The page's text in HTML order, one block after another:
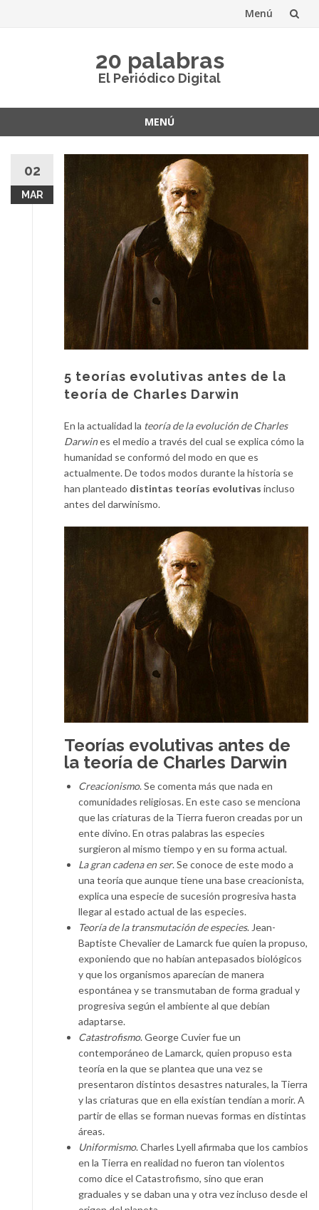
Menú
20 palabras
El Periódico Digital
MENÚ
contenido
02
MAR
5 teorías evolutivas antes de la
teoría de Charles Darwin
En la actualidad la teoría de la evolución de Charles
Darwines el medio a través del cual se explica cómo la
humanidad se conformó del modo en que es
actualmente. De todos modos durante la historia se
han planteado distintas teorías evolutivas incluso
antes del darwinismo.
Teorías evolutivas antes de
la teoría de Charles Darwin
Creacionismo. Se comenta más que nada en
comunidades religiosas. En este caso se menciona
que las criaturas de la Tierra fueron creadas por un
ente divino. En otras palabras las especies
surgieron al mismo tiempo y en su forma actual.
La gran cadena en ser. Se conoce de este modo a
una teoría que aunque tiene una base creacionista,
explica una especie de sucesión progresiva hasta
llegar al estado actual de las especies.
Teoría de la transmutación de especies. Jean-
Baptiste Chevalier de Lamarck fue quien la propuso,
exponiendo que no habían antepasados biológicos
y que los organismos aparecían de manera
espontánea y se transmutaban de forma gradual y
progresiva según el ambiente al que debían
adaptarse.
Catastrofismo. George Cuvier fue un
contemporáneo de Lamarck, quien propuso esta
teoría en la que se plantea que una vez se
presentaron distintos desastres naturales, la Tierra
y las criaturas que en ella existían tendían a morir. A
partir de ellas se forman nuevas formas en distintas
áreas.
Uniformismo. Charles Lyell afirmaba que los cambios
en la Tierra en realidad no fueron tan violentos
como dice el Catastrofismo, sino que eran
graduales y se daban una y otra vez incluso desde el